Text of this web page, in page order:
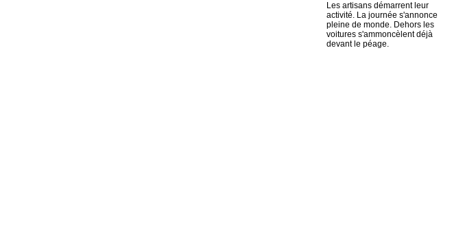
Les artisans démarrent leur
activité. La journée s'annonce
pleine de monde. Dehors les
voitures s'ammoncèlent déjà
devant le péage.